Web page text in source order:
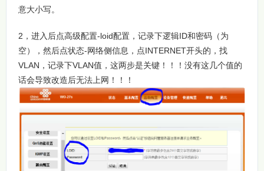
意大小写。
2，进入后点高级配置-loid配置，记录下逻辑ID和密码（为
空），然后点状态-网络侧信息，点INTERNET开头的，找
VLAN，记录下VLAN值，这两步是关键！！！没有这几个值的
话会导致改造后无法上网！！！